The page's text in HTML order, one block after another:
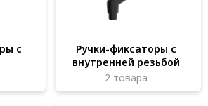
мебель
Subrack systems
с
Ручки-фиксаторы с
внутренней резьбой
2 товара